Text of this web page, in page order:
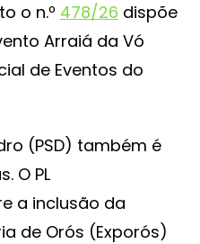
o n.º 478/26 dispõe
Arraiá da Vó
de Eventos do
(PSD) também é
O PL
a inclusão da
de Orós (Exporós)